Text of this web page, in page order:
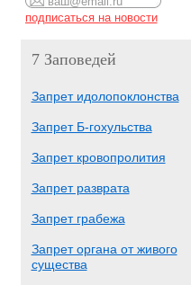
7 Заповедей
Запрет идолопоклонства
Запрет Б-гохульства
Запрет кровопролития
Запрет разврата
Запрет грабежа
Запрет органа от живого
существа